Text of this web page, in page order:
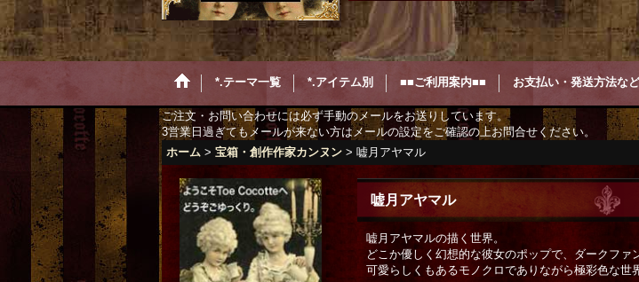
*.テーマ一覧 *.アイテム別 ■■ご利用案内■■ お支払い・発送方法など
ご注文・お問い合わせには必ず手動のメールをお送りしています。
3営業日過ぎてもメールが来ない方はメールの設定をご確認の上お問合せください。
ホーム > 宝箱・創作作家カンヌン > 嘘月アヤマル
嘘月アヤマル
嘘月アヤマルの描く世界。
どこか優しく幻想的な彼女のポップで、ダークファ
可愛らしくもあるモノクロでありながら極彩色な世